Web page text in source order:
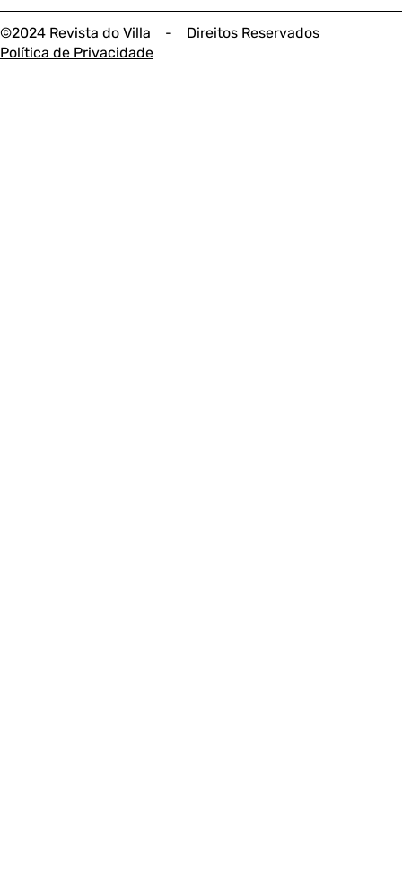
©2024 Revista do Villa - Direitos Reservados
Política de Privacidade